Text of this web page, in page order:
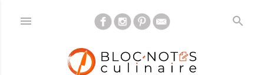
Accéder au contenu principal